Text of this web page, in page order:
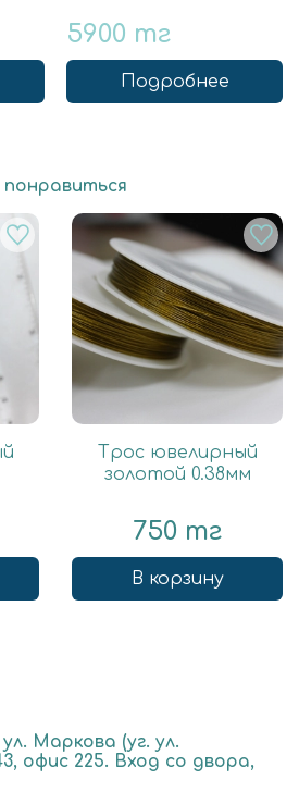
5900 тг
Подробнее
Трос ювелирный
золотой 0.38мм
750 тг
В корзину
Маркова (уг. ул.
офис 225. Вход со двора,